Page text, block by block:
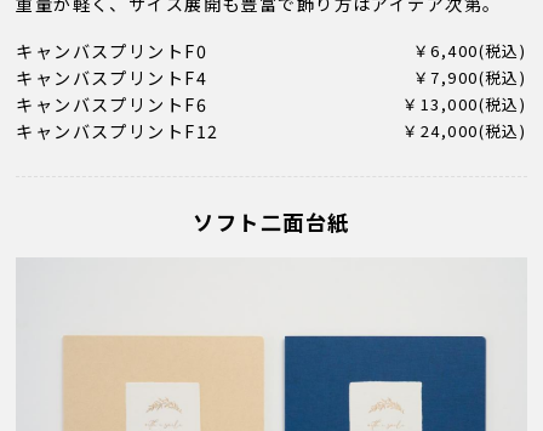
キャンバスプリントF0 ￥6,400(税込)
キャンバスプリントF4 ￥7,900(税込)
キャンバスプリントF6 ￥13,000(税込)
キャンバスプリントF12 ￥24,000(税込)
ソフト二面台紙